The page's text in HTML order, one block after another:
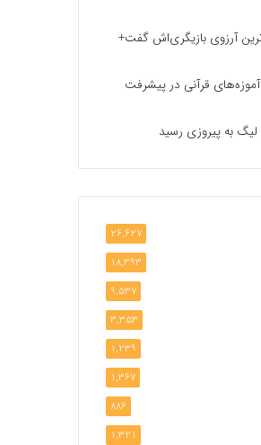
آرزوی بازیگری‌اش گفت+
قرآنی در پیشرفت
به پیروزی رسید
26,627
18,393
9,537
3,353
1,239
1,367
886
1,321